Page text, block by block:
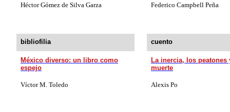
Héctor Gómez de Silva Garza Federico Campbell Peña
bibliofilia cuento
México diverso: un libro como
espejo
La inercia, los peatones
muerte
Víctor M. Toledo Alexis Po